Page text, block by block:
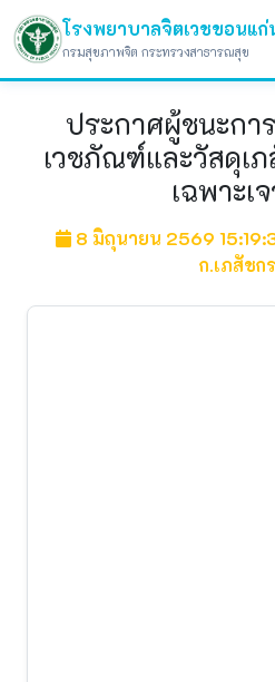
โรงพยาบาลจิตเวชขอนแ
กรมสุขภาพจิต กระทรวงสาธารณสุข
ประกาศผู้ชนะกา
เวชภัณฑ์และวัสดุเ
เฉพาะเ
8 มิถุนายน 2569
ก.เภสัชก